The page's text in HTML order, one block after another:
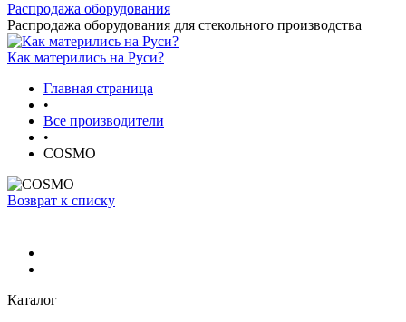
Распродажа оборудования
Распродажа оборудования для стекольного производства
Как матерились на Руси?
Главная страница
•
Все производители
•
COSMO
Возврат к списку
Каталог